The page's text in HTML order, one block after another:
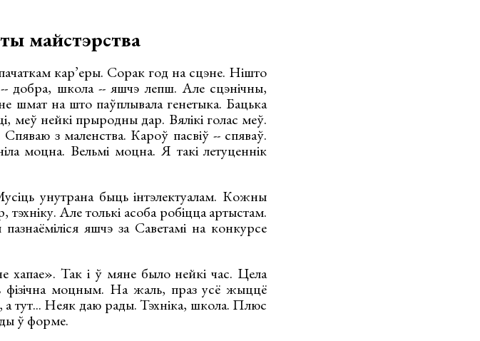
майстэрства
кар’еры. Сорак год на сцэне. Нішто
добра, школа -- яшчэ лепш. Але сцэнічны,
шмат на што паўплывала генетыка. Бацька
меў нейкі прыродны дар. Вялікі голас меў.
з маленства. Кароў пасвіў -- спяваў.
моцна. Вельмі моцна. Я такі летуценнік
унутрана быць інтэлектуалам. Кожны
Але толькі асоба робіцца артыстам.
яшчэ за Саветамі на конкурсе
хапае». Так і ў мяне было нейкі час. Цела
фізічна моцным. На жаль, праз усё жыццё
а тут... Неяк даю рады. Тэхніка, школа. Плюс
ў форме.